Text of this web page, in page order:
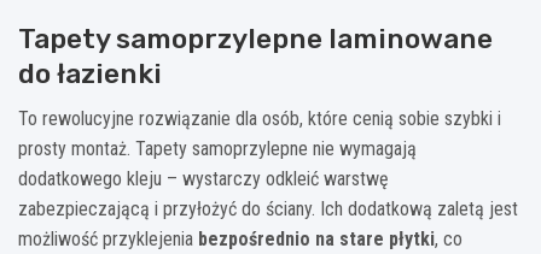
Tapety samoprzylepne laminowane
do łazienki
To rewolucyjne rozwiązanie dla osób, które cenią sobie szybki i
prosty montaż. Tapety samoprzylepne nie wymagają
dodatkowego kleju – wystarczy odkleić warstwę
zabezpieczającą i przyłożyć do ściany. Ich dodatkową zaletą jest
możliwość przyklejenia bezpośrednio na stare płytki, co